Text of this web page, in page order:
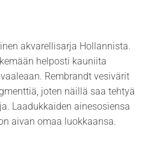
akvarellisarja Hollannista.
helposti kauniita
Rembrandt vesivärit
joten näillä saa tehtyä
Laadukkaiden ainesosiensa
aivan omaa luokkaansa.